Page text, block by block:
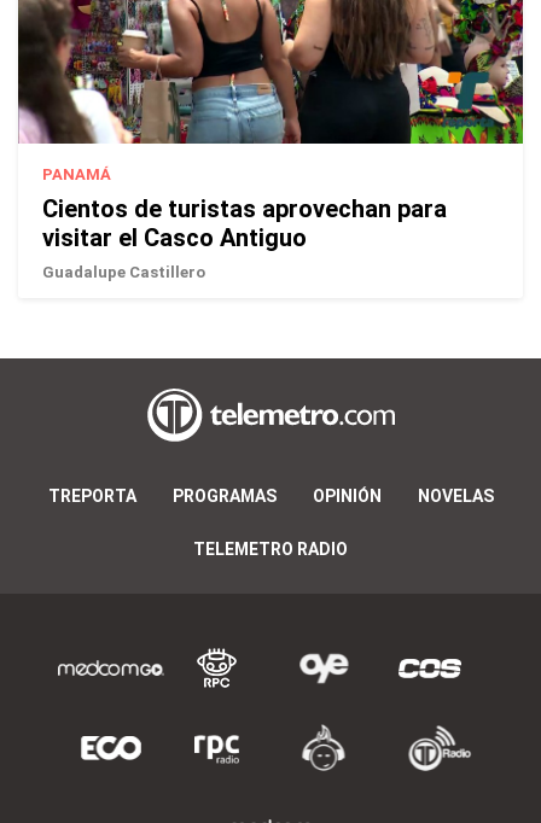
PANAMÁ
Cientos de turistas aprovechan para
visitar el Casco Antiguo
Guadalupe Castillero
TREPORTA PROGRAMAS OPINIÓN NOVELAS
TELEMETRO RADIO